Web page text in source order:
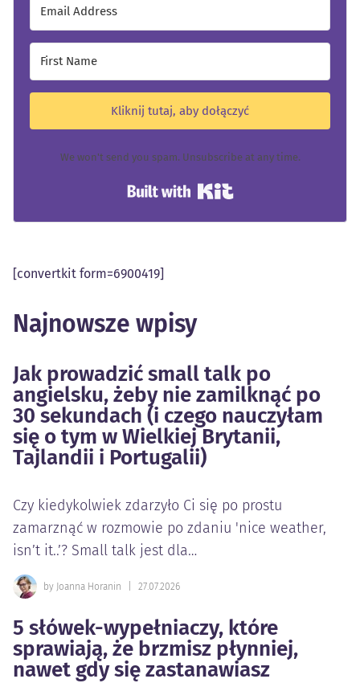
Kliknij tutaj, aby dołączyć
We won't send you spam. Unsubscribe at any time.
[convertkit form=6900419]
Najnowsze wpisy
Jak prowadzić small talk po
angielsku, żeby nie zamilknąć po
30 sekundach (i czego nauczyłam
się o tym w Wielkiej Brytanii,
Tajlandii i Portugalii)
Czy kiedykolwiek zdarzyło Ci się po prostu
zamarznąć w rozmowie po zdaniu 'nice weather,
isn’t it..’? Small talk jest dla…
by Joanna Horanin 27.07.2026
5 słówek-wypełniaczy, które
sprawiają, że brzmisz płynniej,
nawet gdy się zastanawiasz